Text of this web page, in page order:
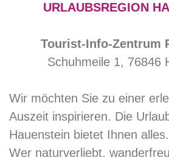
URLAUBSREGION
Tourist-Info-Zentrum
Schuhmeile 1, 76846
Wir möchten Sie zu einer
Auszeit inspirieren. Die
Hauenstein bietet Ihnen alles.
Wer naturverliebt,